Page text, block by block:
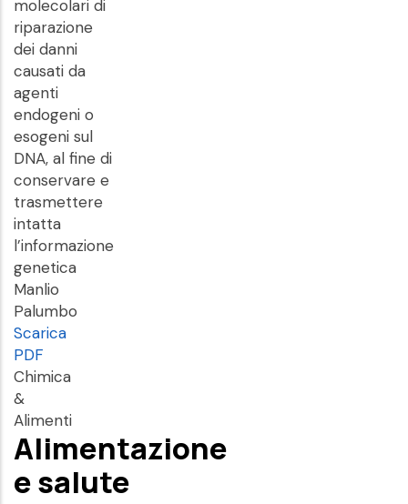
molecolari di
riparazione
dei danni
causati da
agenti
endogeni o
esogeni sul
DNA, al fine di
conservare e
trasmettere
intatta
l’informazione
genetica
Manlio
Palumbo
Scarica
PDF
Chimica
&
Alimenti
Alimentazione
e salute